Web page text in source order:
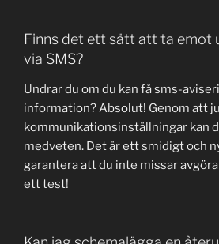
Finns det ett sätt att ta emot
via SMS?
Undrar du om du kan få sms-
information? Absolut! Genom att
kommunikationsinställningar kan
medveten. Det är ett smidigt och
garantera att du inte missar
ett test!